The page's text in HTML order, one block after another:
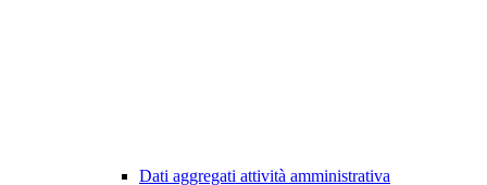
Dati aggregati attività amministrativa